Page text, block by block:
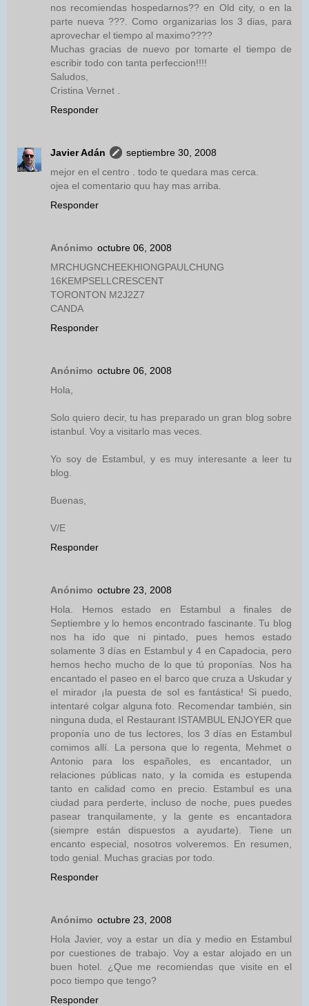
nos recomiendas hospedarnos?? en Old city, o en la
parte nueva ???. Como organizarias los 3 dias, para
aprovechar el tiempo al maximo????
Muchas gracias de nuevo por tomarte el tiempo de
escribir todo con tanta perfeccion!!!!
Saludos,
Cristina Vernet .
Responder
Javier Adán
septiembre 30, 2008
mejor en el centro . todo te quedara mas cerca.
ojea el comentario quu hay mas arriba.
Responder
Anónimo octubre 06, 2008
MRCHUGNCHEEKHIONGPAULCHUNG
16KEMPSELLCRESCENT
TORONTON M2J2Z7
CANDA
Responder
Anónimo octubre 06, 2008
Hola,
Solo quiero decir, tu has preparado un gran blog sobre
istanbul. Voy a visitarlo mas veces.
Yo soy de Estambul, y es muy interesante a leer tu
blog.
Buenas,
V/E
Responder
Anónimo octubre 23, 2008
Hola. Hemos estado en Estambul a finales de
Septiembre y lo hemos encontrado fascinante. Tu blog
nos ha ido que ni pintado, pues hemos estado
solamente 3 días en Estambul y 4 en Capadocia, pero
hemos hecho mucho de lo que tú proponías. Nos ha
encantado el paseo en el barco que cruza a Uskudar y
el mirador ¡la puesta de sol es fantástica! Si puedo,
intentaré colgar alguna foto. Recomendar también, sin
ninguna duda, el Restaurant ISTAMBUL ENJOYER que
proponía uno de tus lectores, los 3 días en Estambul
comimos allí. La persona que lo regenta, Mehmet o
Antonio para los españoles, es encantador, un
relaciones públicas nato, y la comida es estupenda
tanto en calidad como en precio. Estambul es una
ciudad para perderte, incluso de noche, pues puedes
pasear tranquilamente, y la gente es encantadora
(siempre están dispuestos a ayudarte). Tiene un
encanto especial, nosotros volveremos. En resumen,
todo genial. Muchas gracias por todo.
Responder
Anónimo octubre 23, 2008
Hola Javier, voy a estar un día y medio en Estambul
por cuestiones de trabajo. Voy a estar alojado en un
buen hotel. ¿Que me recomiendas que visite en el
poco tiempo que tengo?
Responder